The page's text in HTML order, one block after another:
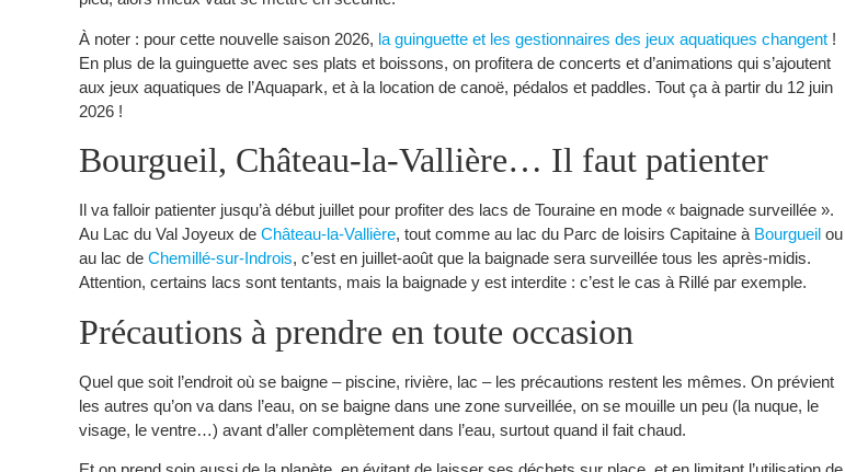
À noter : pour cette nouvelle saison 2026, la guinguette et les gestionnaires des jeux aquatiques changent !
En plus de la guinguette avec ses plats et boissons, on profitera de concerts et d’animations qui s’ajoutent
aux jeux aquatiques de l’Aquapark, et à la location de canoë, pédalos et paddles. Tout ça à partir du 12 juin
2026 !
Bourgueil, Château-la-Vallière… Il faut patienter
Il va falloir patienter jusqu’à début juillet pour profiter des lacs de Touraine en mode « baignade surveillée ».
Au Lac du Val Joyeux de Château-la-Vallière, tout comme au lac du Parc de loisirs Capitaine à Bourgueil ou
au lac de Chemillé-sur-Indrois, c’est en juillet-août que la baignade sera surveillée tous les après-midis.
Attention, certains lacs sont tentants, mais la baignade y est interdite : c’est le cas à Rillé par exemple.
Précautions à prendre en toute occasion
Quel que soit l’endroit où se baigne – piscine, rivière, lac – les précautions restent les mêmes. On prévient
les autres qu’on va dans l’eau, on se baigne dans une zone surveillée, on se mouille un peu (la nuque, le
visage, le ventre…) avant d’aller complètement dans l’eau, surtout quand il fait chaud.